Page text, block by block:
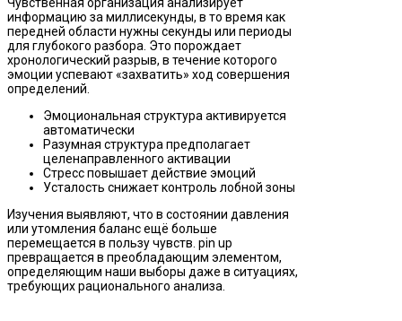
информацию за миллисекунды, в то время как
передней области нужны секунды или периоды
для глубокого разбора. Это порождает
хронологический разрыв, в течение которого
эмоции успевают «захватить» ход совершения
определений.
Эмоциональная структура активируется
автоматически
Разумная структура предполагает
целенаправленного активации
Стресс повышает действие эмоций
Усталость снижает контроль лобной зоны
Изучения выявляют, что в состоянии давления
или утомления баланс ещё больше
перемещается в пользу чувств. pin up
превращается в преобладающим элементом,
определяющим наши выборы даже в ситуациях,
требующих рационального анализа.